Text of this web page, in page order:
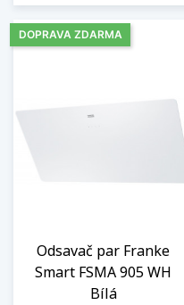
Odsavač par Franke
Smart FSMA 905 WH
Bílá
DOPRAVA ZDARMA